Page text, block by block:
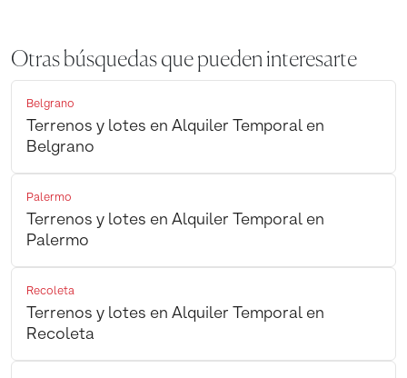
Otras búsquedas que pueden interesarte
Belgrano
Terrenos y lotes en Alquiler Temporal en
Belgrano
Palermo
Terrenos y lotes en Alquiler Temporal en
Palermo
Recoleta
Terrenos y lotes en Alquiler Temporal en
Recoleta